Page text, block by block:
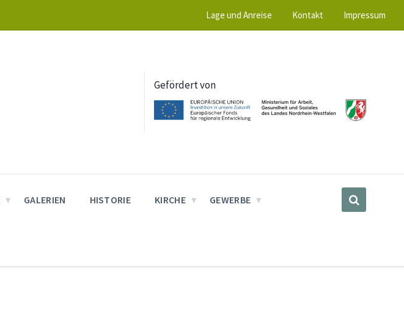
Lage und Anreise Kontakt Impressum
Gefördert von
GALERIEN HISTORIE KIRCHE GEWERBE